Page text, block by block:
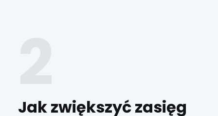
Jak zwiększyć zasięg